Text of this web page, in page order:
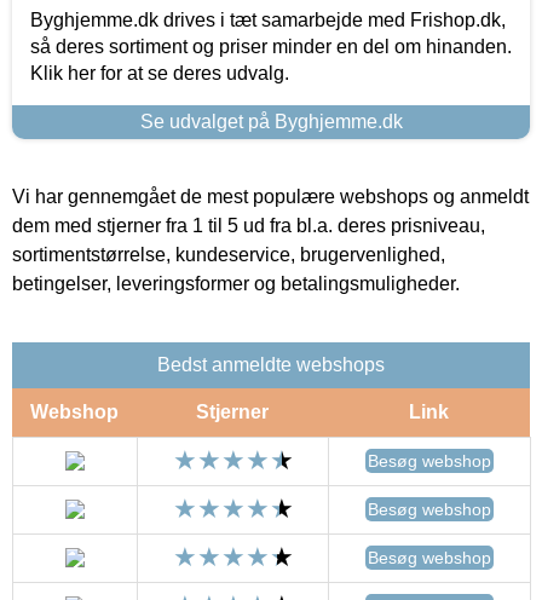
Byghjemme.dk drives i tæt samarbejde med Frishop.dk,
så deres sortiment og priser minder en del om hinanden.
Klik her for at se deres udvalg.
Se udvalget på Byghjemme.dk
Vi har gennemgået de mest populære webshops og anmeldt
dem med stjerner fra 1 til 5 ud fra bl.a. deres prisniveau,
sortimentstørrelse, kundeservice, brugervenlighed,
betingelser, leveringsformer og betalingsmuligheder.
Bedst anmeldte webshops
Webshop Stjerner Link
Besøg webshop
Besøg webshop
Besøg webshop